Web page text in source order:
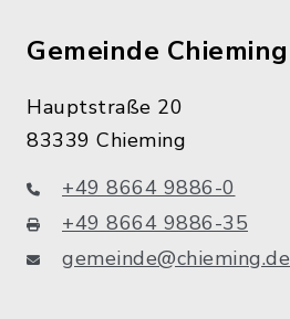
Gemeinde Chieming
Hauptstraße 20
83339 Chieming
+49 8664 9886-0
+49 8664 9886-35
gemeinde@chieming.de